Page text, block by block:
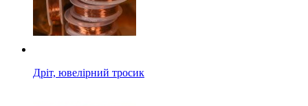
Дріт, ювелірний тросик